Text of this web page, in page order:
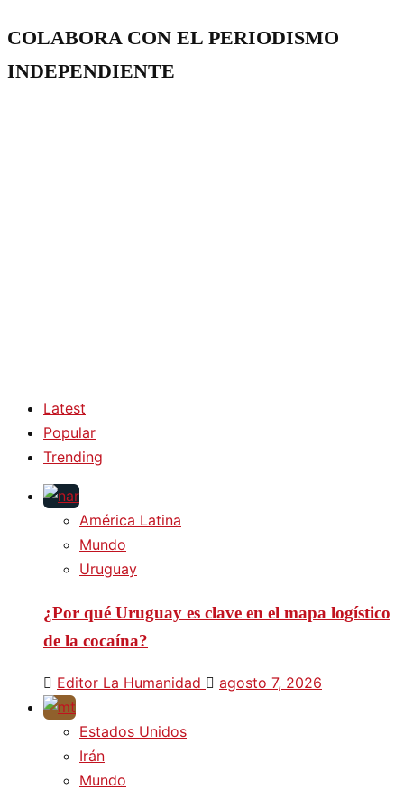
COLABORA CON EL PERIODISMO
INDEPENDIENTE
Latest
Popular
Trending
América Latina
Mundo
Uruguay
¿Por qué Uruguay es clave en el mapa logístico
de la cocaína?
Editor La Humanidad agosto 7, 2026
Estados Unidos
Irán
Mundo